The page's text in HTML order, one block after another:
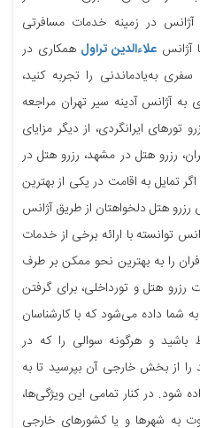
در زمینه خدمات مسافرتی
آژانس علاءالدین تراول همکاری در
به‌یادماندنی را تجربه کنید،
به آژانس آدینه سیر تهران مراجعه
تورهای ایرانگردی، از دیگر مزایای
رزرو هتل در مشهد، رزرو هتل در
تمایل به اقامت در یکی از بهترین
هتل دلخواهتان از طریق آژانس
توانسته با ارائه برخی از خدمات
را به بهترین نحو ممکن بر طرف
رزرو هتل و تورداخلی، برای گرفتن
شما داده می‌شود که با کارشناسان
باشید و هرگونه سوالی را که در
از بخش خارجی آن بپرسید تا به
شود. در کنار تمامی این ویژگی‌ها،
به شهرها و یا کشورهای خارجی